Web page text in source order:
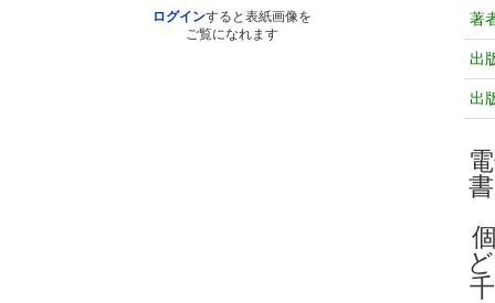
ログインすると表紙画像を
ご覧になれます
著
出
出